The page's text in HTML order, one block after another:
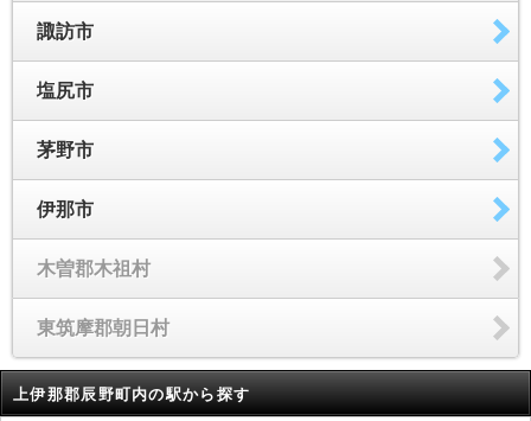
諏訪市
塩尻市
茅野市
伊那市
木曽郡木祖村
東筑摩郡朝日村
上伊那郡辰野町内の駅から探す